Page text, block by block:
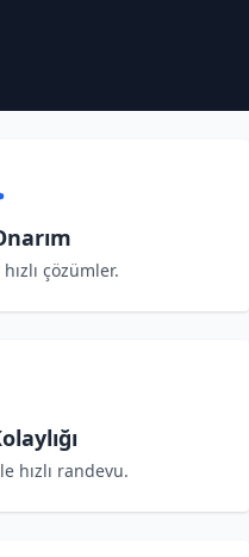
çözümler.
hızlı randevu.